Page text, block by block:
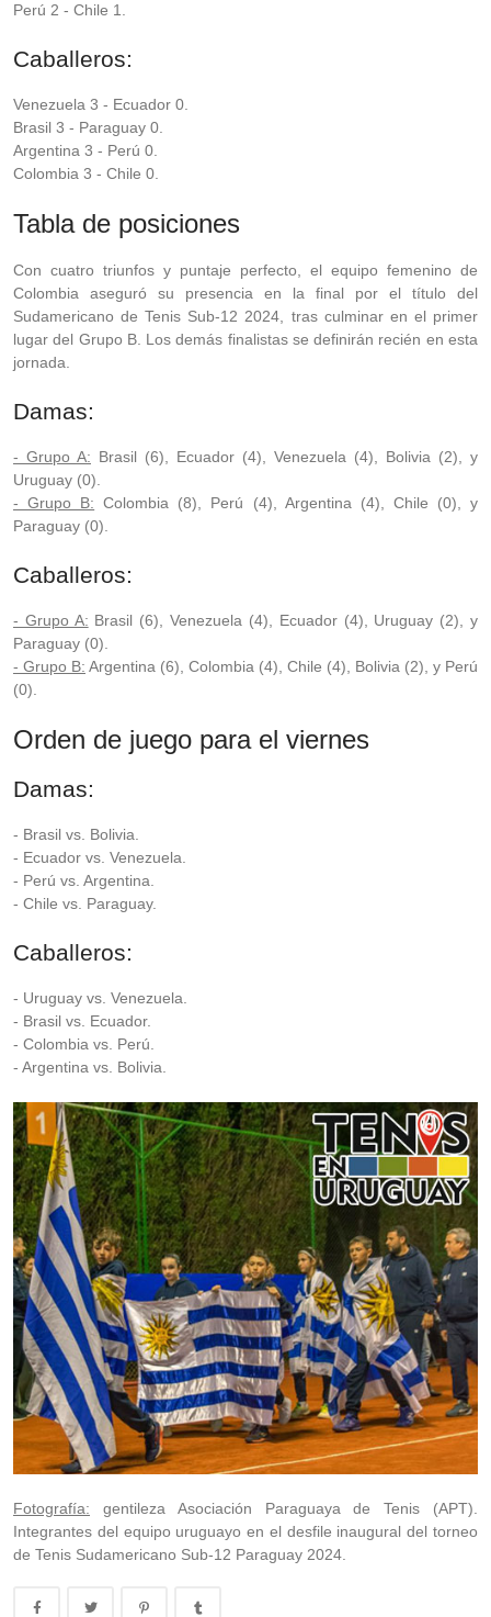
Perú 2 - Chile 1.
Caballeros:
Venezuela 3 - Ecuador 0.
Brasil 3 - Paraguay 0.
Argentina 3 - Perú 0.
Colombia 3 - Chile 0.
Tabla de posiciones
Con cuatro triunfos y puntaje perfecto, el equipo femenino de
Colombia aseguró su presencia en la final por el título del
Sudamericano de Tenis Sub-12 2024, tras culminar en el primer
lugar del Grupo B. Los demás finalistas se definirán recién en esta
jornada.
Damas:
- Grupo A: Brasil (6), Ecuador (4), Venezuela (4), Bolivia (2), y
Uruguay (0).
- Grupo B: Colombia (8), Perú (4), Argentina (4), Chile (0), y
Paraguay (0).
Caballeros:
- Grupo A: Brasil (6), Venezuela (4), Ecuador (4), Uruguay (2), y
Paraguay (0).
- Grupo B: Argentina (6), Colombia (4), Chile (4), Bolivia (2), y Perú
(0).
Orden de juego para el viernes
Damas:
- Brasil vs. Bolivia.
- Ecuador vs. Venezuela.
- Perú vs. Argentina.
- Chile vs. Paraguay.
Caballeros:
- Uruguay vs. Venezuela.
- Brasil vs. Ecuador.
- Colombia vs. Perú.
- Argentina vs. Bolivia.
Fotografía: gentileza Asociación Paraguaya de Tenis (APT).
Integrantes del equipo uruguayo en el desfile inaugural del torneo
de Tenis Sudamericano Sub-12 Paraguay 2024.